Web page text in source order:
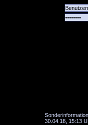
30.04.18, 15:13